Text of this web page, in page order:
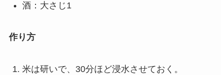
酒：大さじ1
作り方
米は研いで、30分ほど浸水させておく。